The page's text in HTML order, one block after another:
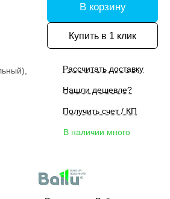
В корзину
Купить в 1 клик
Рассчитать доставку
Нашли дешевле?
Получить счет / КП
В наличии много